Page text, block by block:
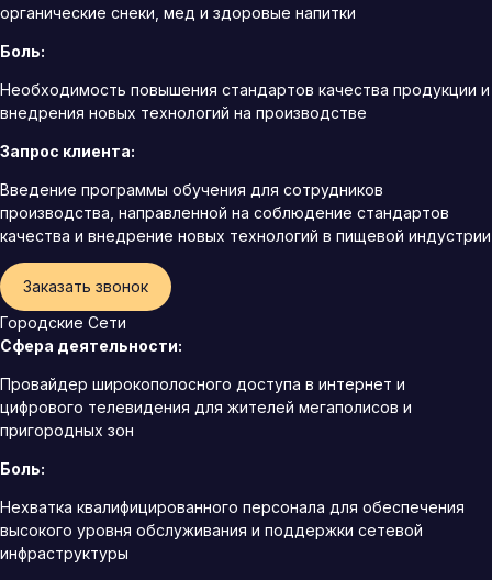
органические снеки, мед и здоровые напитки
Боль:
Необходимость повышения стандартов качества продукции и
внедрения новых технологий на производстве
Запрос клиента:
Введение программы обучения для сотрудников
производства, направленной на соблюдение стандартов
качества и внедрение новых технологий в пищевой индустрии
Заказать звонок
Городские Сети
Сфера деятельности:
Провайдер широкополосного доступа в интернет и
цифрового телевидения для жителей мегаполисов и
пригородных зон
Боль:
Нехватка квалифицированного персонала для обеспечения
высокого уровня обслуживания и поддержки сетевой
инфраструктуры